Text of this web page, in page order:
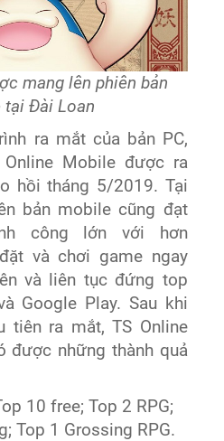
mang lên phiên bản
tại Đài Loan
ra mắt của bản PC,
Mobile được ra
hồi tháng 5/2019. Tại
bản mobile cũng đạt
công lớn với hơn
và chơi game ngay
và
liên tục đứng top
Google Play. Sau khi
tiên ra mắt, TS Online
được những thành quả
10 free; Top 2 RPG;
Top 1 Grossing RPG.